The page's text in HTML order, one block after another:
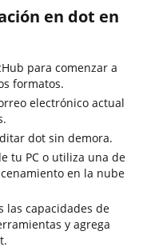
en dot en
para comenzar a
formatos.
electrónico actual
dot sin demora.
tu PC o utiliza una de
en la nube
las capacidades de
y agrega